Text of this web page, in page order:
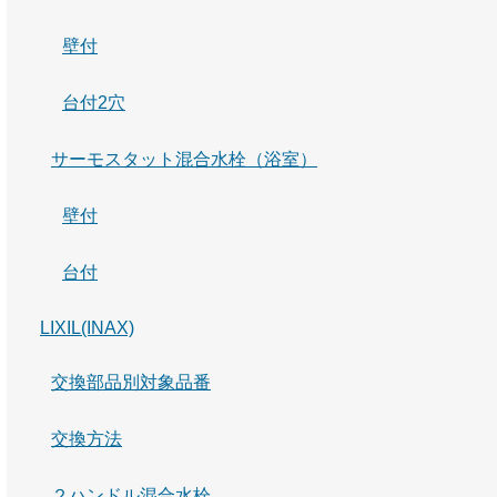
壁付
台付2穴
サーモスタット混合水栓（浴室）
壁付
台付
LIXIL(INAX)
交換部品別対象品番
交換方法